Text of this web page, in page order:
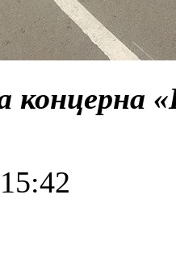
концерна